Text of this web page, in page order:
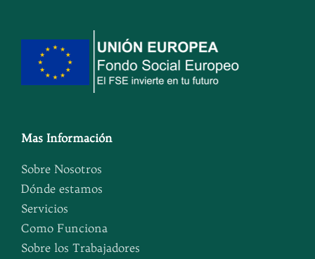
Mas Información
Sobre Nosotros
Dónde estamos
Servicios
Como Funciona
Sobre los Trabajadores